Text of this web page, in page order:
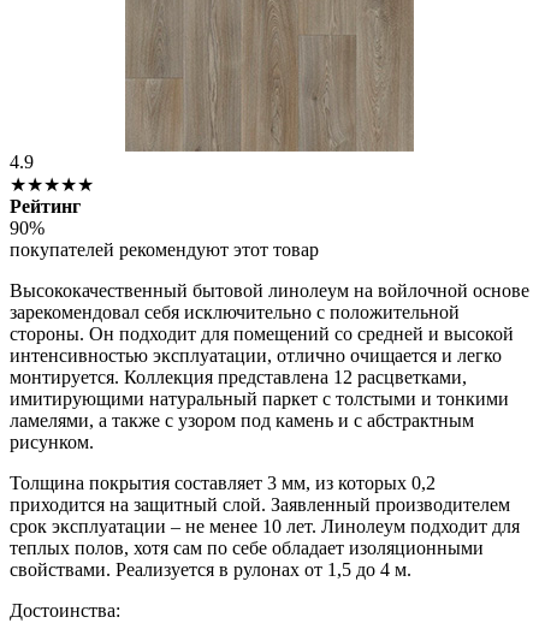
4.9
★★★★★
Рейтинг
90%
покупателей рекомендуют этот товар
Высококачественный бытовой линолеум на войлочной основе
зарекомендовал себя исключительно с положительной
стороны. Он подходит для помещений со средней и высокой
интенсивностью эксплуатации, отлично очищается и легко
монтируется. Коллекция представлена 12 расцветками,
имитирующими натуральный паркет с толстыми и тонкими
ламелями, а также с узором под камень и с абстрактным
рисунком.
Толщина покрытия составляет 3 мм, из которых 0,2
приходится на защитный слой. Заявленный производителем
срок эксплуатации – не менее 10 лет. Линолеум подходит для
теплых полов, хотя сам по себе обладает изоляционными
свойствами. Реализуется в рулонах от 1,5 до 4 м.
Достоинства: